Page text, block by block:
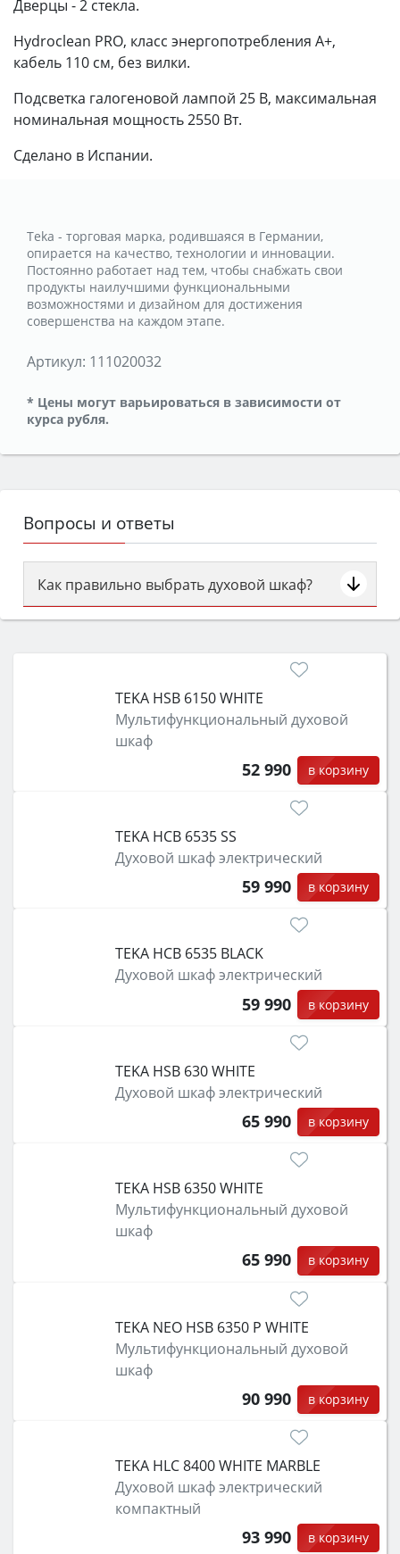
Дверцы - 2 стекла.
Hydroclean PRO, класс энергопотребления А+,
кабель 110 см, без вилки.
Подсветка галогеновой лампой 25 В, максимальная
номинальная мощность 2550 Вт.
Сделано в Испании.
Teka - торговая марка, родившаяся в Германии,
опирается на качество, технологии и инновации.
Постоянно работает над тем, чтобы снабжать свои
продукты наилучшими функциональными
возможностями и дизайном для достижения
совершенства на каждом этапе.
Артикул: 111020032
* Цены могут варьироваться в зависимости от
курса рубля.
Вопросы и ответы
Как правильно выбрать духовой шкаф?
Сначала определитесь с типом (газовый или
затем смотрите на объём 50–70 л для семьи,
функции (конвекция, гриль, самоочистка,
защита от детей).
TEKA HSB 6150 WHITE
Мультифункциональный духовой
шкаф
52 990 в корзину
TEKA HCB 6535 SS
Духовой шкаф электрический
59 990 в корзину
TEKA HCB 6535 BLACK
Духовой шкаф электрический
59 990 в корзину
TEKA HSB 630 WHITE
Духовой шкаф электрический
65 990 в корзину
TEKA HSB 6350 WHITE
Мультифункциональный духовой
шкаф
65 990 в корзину
TEKA NEO HSB 6350 P WHITE
Мультифункциональный духовой
шкаф
90 990 в корзину
TEKA HLC 8400 WHITE MARBLE
Духовой шкаф электрический
компактный
93 990 в корзину